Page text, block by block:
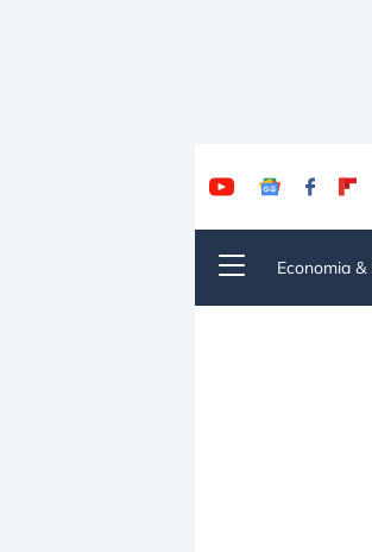
Economia &